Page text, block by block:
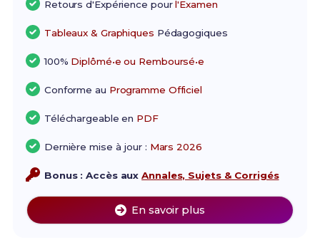
Retours d'Expérience pourl'Examen
Tableaux & Graphiques Pédagogiques
100% Diplômé•e ou Remboursé•e
Conforme au Programme Officiel
Téléchargeable en PDF
Dernière mise à jour : Mars 2026
Bonus : Accès auxAnnales, Sujets & Corrigés
En savoir plus